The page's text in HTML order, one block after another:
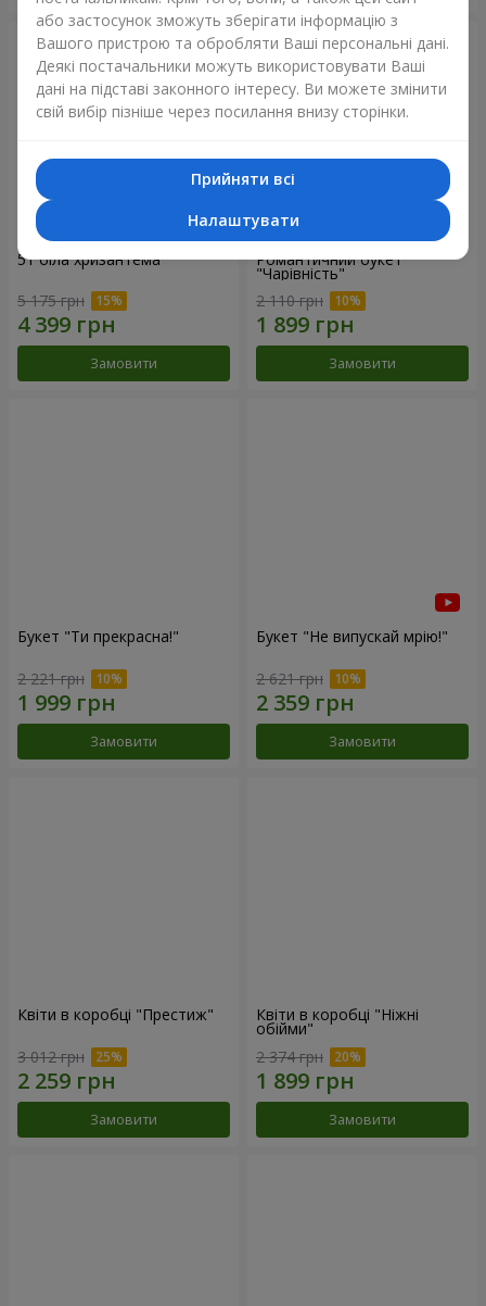
51 біла хризантема
5 175 грн
Замовити
Романтичний букет
"Чарівність"
2 110 грн
Замовити
Букет "Ти прекрасна!"
2 221 грн
Замовити
Букет "Не випускай мрію!"
2 621 грн
Замовити
Квіти в коробці "Престиж"
3 012 грн
Замовити
Квіти в коробці "Ніжні
обійми"
2 374 грн
Замовити
або застосунок зможуть зберігати інформацію з
Вашого пристрою та обробляти Ваші персональні дані.
Деякі постачальники можуть використовувати Ваші
дані на підставі законного інтересу. Ви можете змінити
свій вибір пізніше через посилання внизу сторінки.
Прийняти всі
Налаштувати